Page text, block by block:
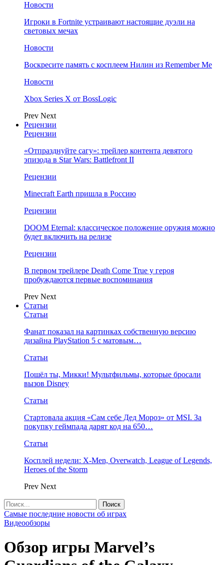
Новости
Игроки в Fortnite устраивают настоящие дуэли на
световых мечах
Новости
Воскресите память с косплеем Нилин из Remember Me
Новости
Xbox Series X от BossLogic
Prev Next
Рецензии
Рецензии
«Отпразднуйте сагу»: трейлер контента девятого
эпизода в Star Wars: Battlefront II
Рецензии
Minecraft Earth пришла в Россию
Рецензии
DOOM Eternal: классическое положение оружия можно
будет включить на релизе
Рецензии
В первом трейлере Death Come True у героя
пробуждаются первые воспоминания
Prev Next
Статьи
Статьи
Фанат показал на картинках собственную версию
дизайна PlayStation 5 с матовым…
Статьи
Пошёл ты, Микки! Мультфильмы, которые бросали
вызов Disney
Статьи
Стартовала акция «Сам себе Дед Мороз» от MSI. За
покупку геймпада дарят код на 650…
Статьи
Косплей недели: X-Men, Overwatch, League of Legends,
Heroes of the Storm
Prev Next
Самые последние новости об играх
Видеообзоры
Обзор игры Marvel’s